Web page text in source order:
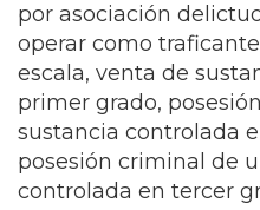
por asociación
operar como
escala, venta de
primer grado,
sustancia controlada
posesión criminal de
controlada en tercer